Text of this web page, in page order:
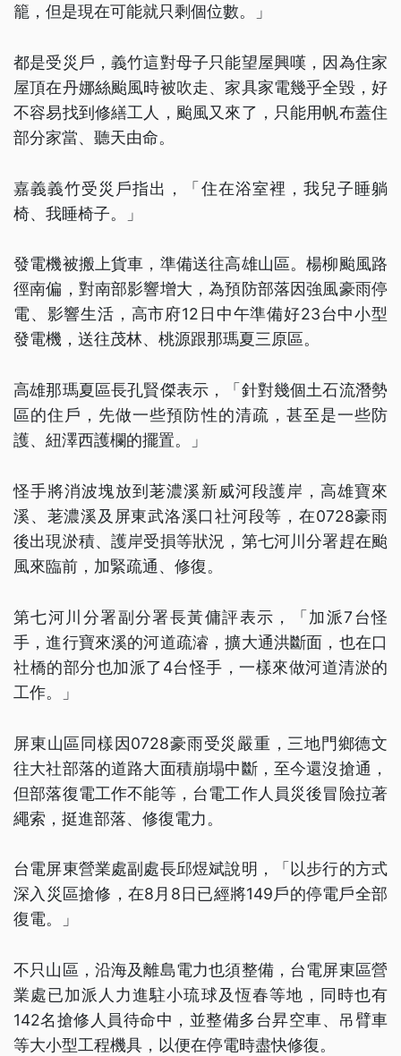
籠，但是現在可能就只剩個位數。」
都是受災戶，義竹這對母子只能望屋興嘆，因為住家
屋頂在丹娜絲颱風時被吹走、家具家電幾乎全毀，好
不容易找到修繕工人，颱風又來了，只能用帆布蓋住
部分家當、聽天由命。
嘉義義竹受災戶指出，「住在浴室裡，我兒子睡躺
椅、我睡椅子。」
發電機被搬上貨車，準備送往高雄山區。楊柳颱風路
徑南偏，對南部影響增大，為預防部落因強風豪雨停
電、影響生活，高市府12日中午準備好23台中小型
發電機，送往茂林、桃源跟那瑪夏三原區。
高雄那瑪夏區長孔賢傑表示，「針對幾個土石流潛勢
區的住戶，先做一些預防性的清疏，甚至是一些防
護、紐澤西護欄的擺置。」
怪手將消波塊放到荖濃溪新威河段護岸，高雄寶來
溪、荖濃溪及屏東武洛溪口社河段等，在0728豪雨
後出現淤積、護岸受損等狀況，第七河川分署趕在颱
風來臨前，加緊疏通、修復。
第七河川分署副分署長黃傭評表示，「加派7台怪
手，進行寶來溪的河道疏濬，擴大通洪斷面，也在口
社橋的部分也加派了4台怪手，一樣來做河道清淤的
工作。」
屏東山區同樣因0728豪雨受災嚴重，三地門鄉德文
往大社部落的道路大面積崩塌中斷，至今還沒搶通，
但部落復電工作不能等，台電工作人員災後冒險拉著
繩索，挺進部落、修復電力。
台電屏東營業處副處長邱煜斌說明，「以步行的方式
深入災區搶修，在8月8日已經將149戶的停電戶全部
復電。」
不只山區，沿海及離島電力也須整備，台電屏東區營
業處已加派人力進駐小琉球及恆春等地，同時也有
142名搶修人員待命中，並整備多台昇空車、吊臂車
等大小型工程機具，以便在停電時盡快修復。